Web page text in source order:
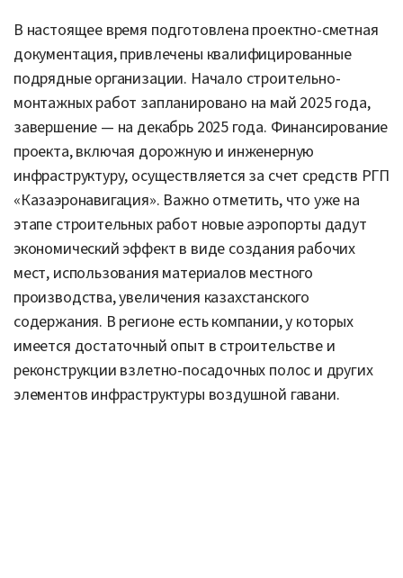
В настоящее время подготовлена проектно-сметная
документация, привлечены квалифицированные
подрядные организации. Начало строительно-
монтажных работ запланировано на май 2025 года,
завершение — на декабрь 2025 года. Финансирование
проекта, включая дорожную и инженерную
инфраструктуру, осуществляется за счет средств РГП
«Казаэронавигация». Важно отметить, что уже на
этапе строительных работ новые аэропорты дадут
экономический эффект в виде создания рабочих
мест, использования материалов местного
производства, увеличения казахстанского
содержания. В регионе есть компании, у которых
имеется достаточный опыт в строительстве и
реконструкции взлетно-посадочных полос и других
элементов инфраструктуры воздушной гавани.